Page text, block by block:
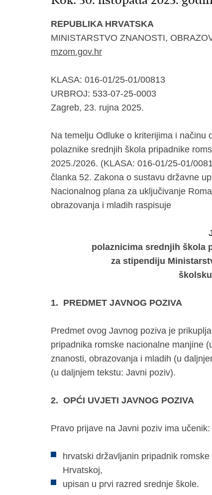
REPUBLIKA HRVATSKA
MINISTARSTVO ZNANOSTI,
mzom.gov.hr
KLASA: 016-01/25-01/00813
URBROJ: 533-07-25-0003
Zagreb, 23. rujna 2025.
Na temelju Odluke o kriterijima i načinu
polaznike srednjih škola pripadnike
2025./2026. (KLASA: 016-01/25-01/
članka 52. Zakona o sustavu državne
Nacionalnog plana za uključivanje
obrazovanja i mladih raspisuje
polaznicima srednjih škola
za stipendiju
1. PREDMET JAVNOG POZIVA
Predmet ovog Javnog poziva je
pripadnika romske nacionalne manjine
znanosti, obrazovanja i mladih (u
(u daljnjem tekstu: Javni poziv).
2. OPĆI UVJETI JAVNOG POZIVA
Pravo prijave na Javni poziv ima učenik:
hrvatski državljanin pripadnik
Hrvatskoj,
upisan u prvi razred srednje škole.